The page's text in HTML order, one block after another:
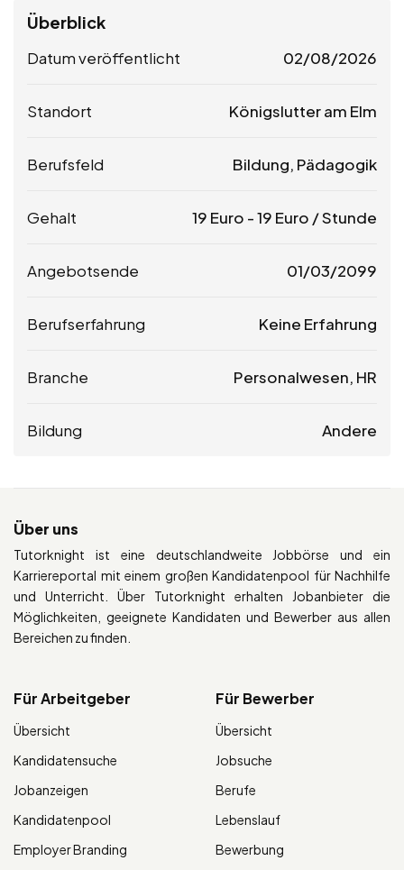
Überblick
Datum veröffentlicht 02/08/2026
Standort Königslutter am Elm
Berufsfeld Bildung, Pädagogik
Gehalt 19 Euro -19 Euro / Stunde
Angebotsende 01/03/2099
Berufserfahrung Keine Erfahrung
Branche Personalwesen, HR
Bildung Andere
Über uns
Tutorknight ist eine deutschlandweite Jobbörse und ein
Karriereportal mit einem großen Kandidatenpool für Nachhilfe
und Unterricht. Über Tutorknight erhalten Jobanbieter die
Möglichkeiten, geeignete Kandidaten und Bewerber aus allen
Bereichen zu finden.
Für Arbeitgeber
Übersicht
Kandidatensuche
Jobanzeigen
Kandidatenpool
Employer Branding
Für Bewerber
Übersicht
Jobsuche
Berufe
Lebenslauf
Bewerbung